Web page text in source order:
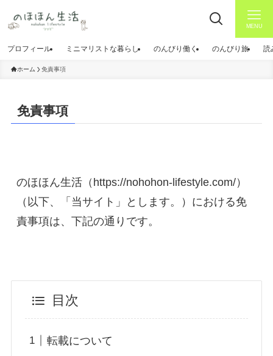
MENU
プロフィール ミニマリストな暮らし のんびり働く のんびり旅 読
ホーム 免責事項
免責事項
のほほん生活（https://nohohon-lifestyle.com/）
（以下、「当サイト」とします。）における免
目次
転載について